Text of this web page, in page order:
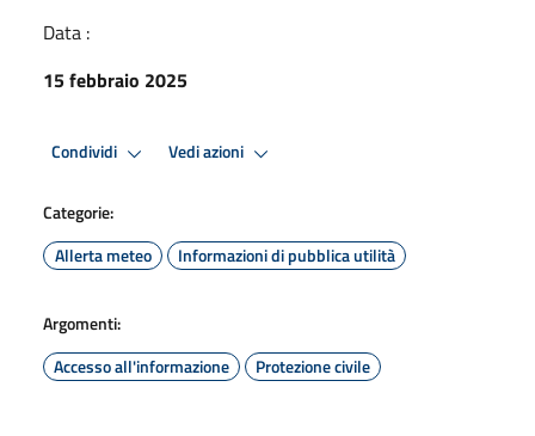
Data :
15 febbraio 2025
Condividi Vedi azioni
Categorie:
Allerta meteo
Informazioni di pubblica utilità
Argomenti:
Accesso all'informazione
Protezione civile